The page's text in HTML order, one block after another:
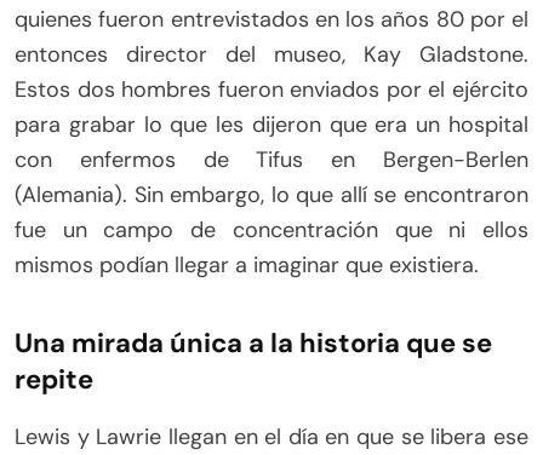
quienes fueron entrevistados en los años 80 por el
entonces director del museo, Kay Gladstone.
Estos dos hombres fueron enviados por el ejército
para grabar lo que les dijeron que era un hospital
con enfermos de Tifus en Bergen-Berlen
(Alemania). Sin embargo, lo que allí se encontraron
fue un campo de concentración que ni ellos
mismos podían llegar a imaginar que existiera.
Una mirada única a la historia que se
repite
Lewis y Lawrie llegan en el día en que se libera ese